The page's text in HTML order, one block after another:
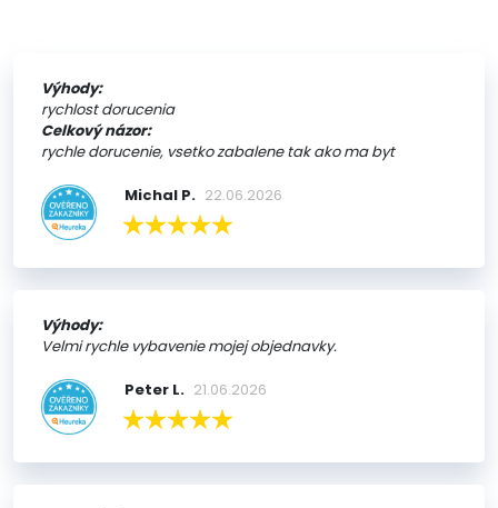
Výhody:
rychlost dorucenia
Celkový názor:
rychle dorucenie, vsetko zabalene tak ako ma byt
Michal P. 22.06.2026
Výhody:
Velmi rychle vybavenie mojej objednavky.
Peter L. 21.06.2026